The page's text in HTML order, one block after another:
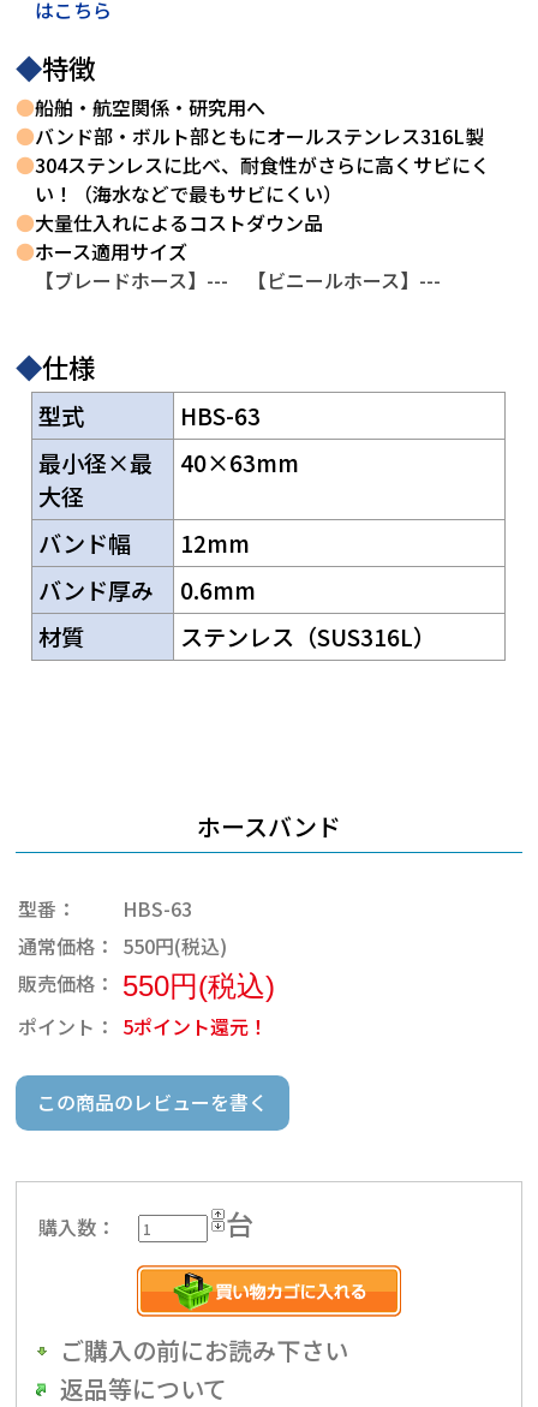
はこちら
◆特徴
●船舶・航空関係・研究用へ
●バンド部・ボルト部ともにオールステンレス316L製
●304ステンレスに比べ、耐食性がさらに高くサビにく
い！（海水などで最もサビにくい）
●大量仕入れによるコストダウン品
●ホース適用サイズ
【ブレードホース】--- 【ビニールホース】---
◆仕様
型式
HBS-63
最小径×最
大径
40×63mm
バンド幅
12mm
バンド厚み
0.6mm
材質
ステンレス（SUS316L）
ホースバンド
型番：
HBS-63
通常価格： 550円(税込)
販売価格： 550円(税込)
ポイント： 5ポイント還元！
この商品のレビューを書く
購入数： 台
ご購入の前にお読み下さい
返品等について